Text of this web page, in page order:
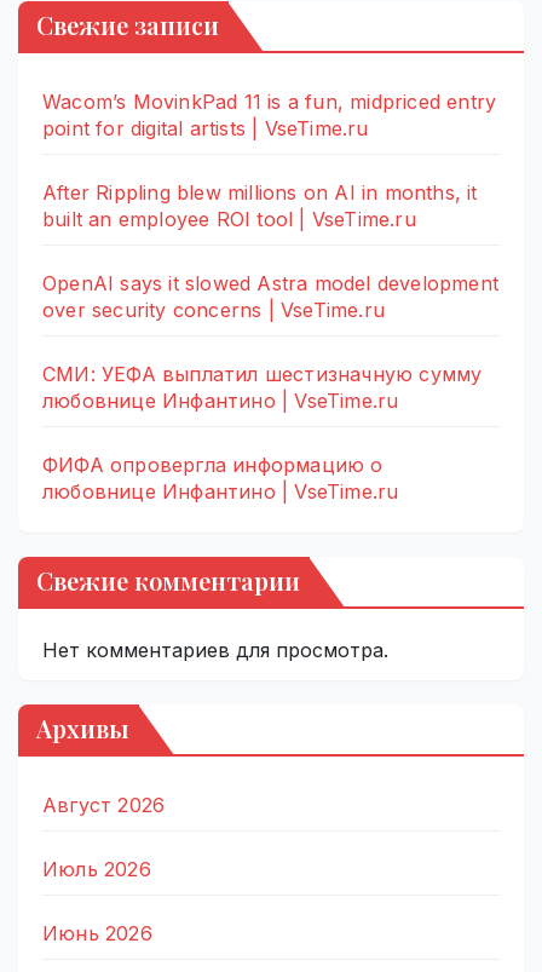
Свежие записи
Wacom’s MovinkPad 11 is a fun, midpriced entry
point for digital artists | VseTime.ru
After Rippling blew millions on AI in months, it
built an employee ROI tool | VseTime.ru
OpenAI says it slowed Astra model development
over security concerns | VseTime.ru
СМИ: УЕФА выплатил шестизначную сумму
любовнице Инфантино | VseTime.ru
ФИФА опровергла информацию о
любовнице Инфантино | VseTime.ru
Свежие комментарии
Нет комментариев для просмотра.
Архивы
Август 2026
Июль 2026
Июнь 2026